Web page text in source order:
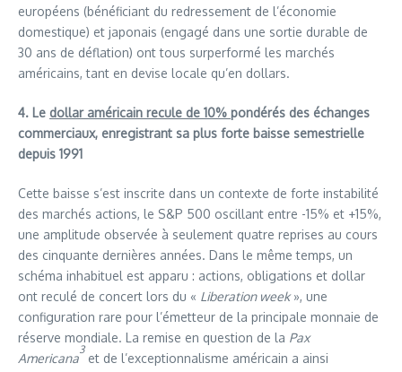
européens (bénéficiant du redressement de l’économie
domestique) et japonais (engagé dans une sortie durable de
30 ans de déflation) ont tous surperformé les marchés
américains, tant en devise locale qu’en dollars.
4. Le dollar américain recule de 10% pondérés des échanges
commerciaux, enregistrant sa plus forte baisse semestrielle
depuis 1991
Cette baisse s’est inscrite dans un contexte de forte instabilité
des marchés actions, le S&P 500 oscillant entre -15% et +15%,
une amplitude observée à seulement quatre reprises au cours
des cinquante dernières années. Dans le même temps, un
schéma inhabituel est apparu : actions, obligations et dollar
ont reculé de concert lors du « Liberation week», une
configuration rare pour l’émetteur de la principale monnaie de
réserve mondiale. La remise en question de la Pax
Americana
3
et de l’exceptionnalisme américain a ainsi